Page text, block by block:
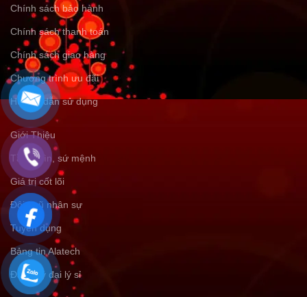
Chính sách bảo hành
Chính sách thanh toán
Chính sách giao hàng
Chương trình ưu đãi
Hướng dẫn sử dụng
Giới Thiệu
Tầm nhìn, sứ mệnh
Giá trị cốt lõi
Đội ngũ nhân sự
Tuyển dụng
Bảng tin Alatech
Đăng ký đại lý sỉ